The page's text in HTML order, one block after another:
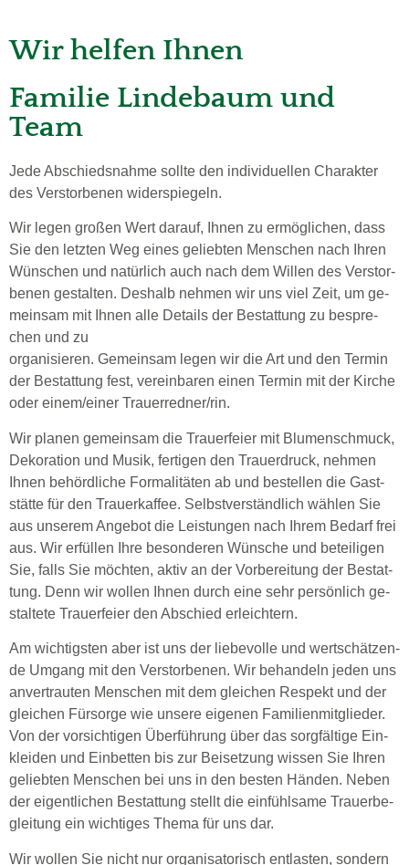
Wir helfen Ihnen
Familie Lindebaum und
Team
Jede Ab­schied­snah­me soll­te den in­di­vi­du­el­len Cha­rak­ter
des Ver­stor­be­nen wi­derspiegeln.
Wir legen gro­ßen Wert darauf, Ihnen zu ermöglichen, dass
Sie den letz­ten Weg eines ge­lieb­ten Men­schen nach Ihren
Wünschen und na­tür­lich auch nach dem Wil­len des Ver­stor­
be­nen gestal­ten. Des­halb neh­men wir uns viel Zeit, um ge­
mein­sam mit Ihnen alle De­tails der Bestat­tung zu be­spre­
chen und zu
or­ga­ni­sie­ren. Gemeinsam legen wir die Art und den Ter­min
der Be­stattung fest, ver­ein­baren einen Ter­min mit der Kir­che
oder einem/einer Trau­erred­ner/rin.
Wir pla­nen gemeinsam die Trau­er­fei­er mit Blu­menschmuck,
De­ko­ra­ti­on und Musik, fer­ti­gen den Trau­erdruck, neh­men
Ihnen be­hörd­li­che For­ma­li­tä­ten ab und be­stel­len die Gast­
stät­te für den Trau­er­kaf­fee. Selbst­ver­ständ­lich wäh­len Sie
aus un­se­rem An­ge­bot die Leis­tun­gen nach Ihrem Bedarf frei
aus. Wir erfüllen Ihre besonderen Wünsche und beteiligen
Sie, falls Sie möchten, aktiv an der Vor­be­rei­tung der Be­stat­
tung. Denn wir wollen Ihnen durch eine sehr per­sön­lich ge­
stal­te­te Trauerfeier den Ab­schied er­leich­tern.
Am wich­tigs­ten aber ist uns der lie­be­vol­le und wert­schät­zen­
de Um­gang mit den Ver­stor­be­nen. Wir be­han­deln jeden uns
an­ver­trau­ten Menschen mit dem glei­chen Re­spekt und der
glei­chen Für­sor­ge wie un­se­re ei­ge­nen Familienmitglieder.
Von der vor­sich­ti­gen Über­füh­rung über das sorg­fäl­ti­ge Ein­
klei­den und Ein­bet­ten bis zur Bei­set­zung wis­sen Sie Ihren
ge­lieb­ten Men­schen bei uns in den bes­ten Hän­den. Neben
der ei­gent­li­chen Bestat­tung stellt die ein­fühl­sa­me Trau­er­be­
glei­tung ein wich­ti­ges Thema für uns dar.
Wir wol­len Sie nicht nur or­ga­ni­sa­to­risch ent­las­ten, son­dern